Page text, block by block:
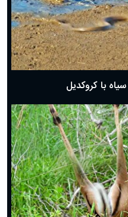
سیاه با کروکدیل